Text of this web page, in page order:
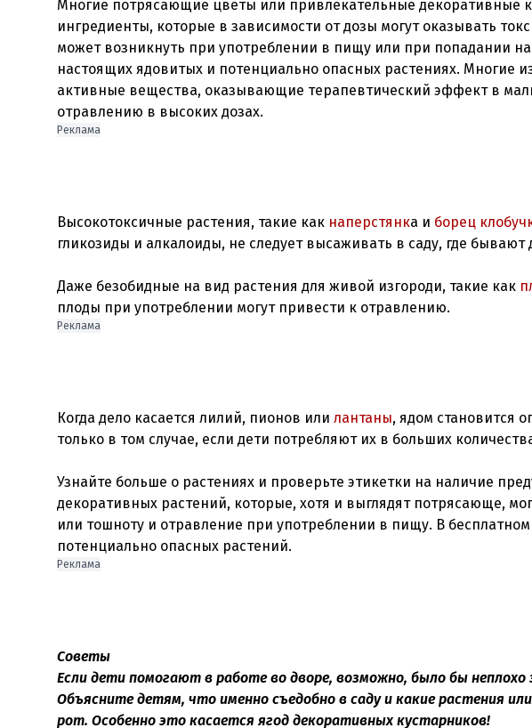
Многие потрясающие цветы или привлекательные декоративные
ингредиенты, которые в зависимости от дозы могут оказывать
может возникнуть при употреблении в пищу или при попадании
настоящих ядовитых и потенциально опасных растениях. Многие
активные вещества, оказывающие терапевтический эффект в
Реклама
Высокотоксичные растения, такие как наперстянка и борец
гликозиды и алкалоиды, не следует высаживать в саду, где бывают
Даже безобидные на вид растения для живой изгороди, такие как
Реклама
Когда дело касается лилий, пионов или лантаны, ядом становится
только в том случае, если дети потребляют их в больших
Узнайте больше о растениях и проверьте этикетки на наличие
декоративных растений, которые, хотя и выглядят потрясающе,
или тошноту и отравление при употреблении в пищу. В
Реклама
Советы
Если дети помогают в работе во дворе, возможно, было бы
Объясните детям, что именно съедобно в саду и какие растения
рот. Особенно это касается ягод декоративных кустарников!